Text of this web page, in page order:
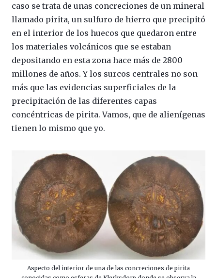
caso se trata de unas concreciones de un mineral
llamado pirita, un sulfuro de hierro que precipitó
en el interior de los huecos que quedaron entre
los materiales volcánicos que se estaban
depositando en esta zona hace más de 2800
millones de años. Y los surcos centrales no son
más que las evidencias superficiales de la
precipitación de las diferentes capas
concéntricas de pirita. Vamos, que de alienígenas
tienen lo mismo que yo.
Aspecto del interior de una de las concreciones de pirita